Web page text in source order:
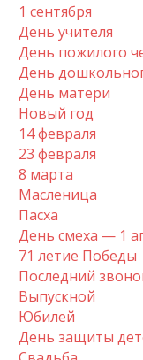
1 сентября
День учителя
День пожилого
День
День матери
Новый год
14 февраля
23 февраля
8 марта
Масленица
Пасха
День смеха — 1
71 летие Победы
Последний
Выпускной
Юбилей
День защиты